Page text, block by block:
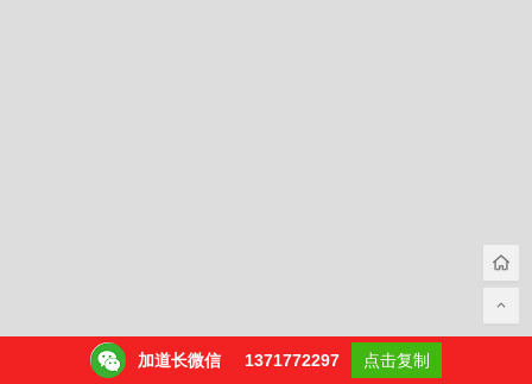
加道长微信 1371772297 点击复制